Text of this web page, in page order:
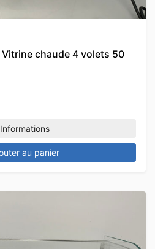
chaude 4 volets 50
Informations
au panier